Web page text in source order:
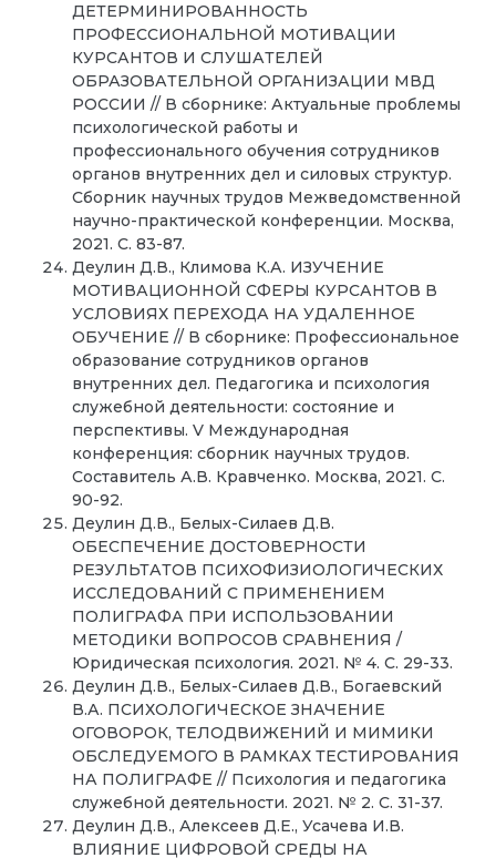
ДЕТЕРМИНИРОВАННОСТЬ
ПРОФЕССИОНАЛЬНОЙ МОТИВАЦИИ
КУРСАНТОВ И СЛУШАТЕЛЕЙ
ОБРАЗОВАТЕЛЬНОЙ ОРГАНИЗАЦИИ МВД
РОССИИ // В сборнике: Актуальные проблемы
психологической работы и
профессионального обучения сотрудников
органов внутренних дел и силовых структур.
Сборник научных трудов Межведомственной
научно-практической конференции. Москва,
2021. С. 83-87.
Деулин Д.В., Климова К.А. ИЗУЧЕНИЕ
МОТИВАЦИОННОЙ СФЕРЫ КУРСАНТОВ В
УСЛОВИЯХ ПЕРЕХОДА НА УДАЛЕННОЕ
ОБУЧЕНИЕ // В сборнике: Профессиональное
образование сотрудников органов
внутренних дел. Педагогика и психология
служебной деятельности: состояние и
перспективы. V Международная
конференция: сборник научных трудов.
Составитель А.В. Кравченко. Москва, 2021. С.
90-92.
Деулин Д.В., Белых-Силаев Д.В.
ОБЕСПЕЧЕНИЕ ДОСТОВЕРНОСТИ
РЕЗУЛЬТАТОВ ПСИХОФИЗИОЛОГИЧЕСКИХ
ИССЛЕДОВАНИЙ С ПРИМЕНЕНИЕМ
ПОЛИГРАФА ПРИ ИСПОЛЬЗОВАНИИ
МЕТОДИКИ ВОПРОСОВ СРАВНЕНИЯ /
Юридическая психология. 2021. № 4. С. 29-33.
Деулин Д.В., Белых-Силаев Д.В., Богаевский
В.А. ПСИХОЛОГИЧЕСКОЕ ЗНАЧЕНИЕ
ОГОВОРОК, ТЕЛОДВИЖЕНИЙ И МИМИКИ
ОБСЛЕДУЕМОГО В РАМКАХ ТЕСТИРОВАНИЯ
НА ПОЛИГРАФЕ // Психология и педагогика
служебной деятельности. 2021. № 2. С. 31-37.
Деулин Д.В., Алексеев Д.Е., Усачева И.В.
ВЛИЯНИЕ ЦИФРОВОЙ СРЕДЫ НА